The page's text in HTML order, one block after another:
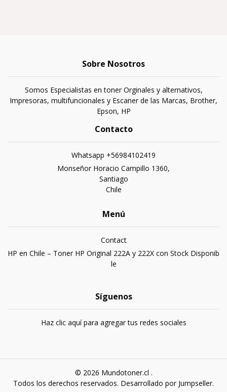
Sobre Nosotros
Somos Especialistas en toner Orginales y alternativos,
Impresoras, multifuncionales y Escaner de las Marcas, Brother,
Epson, HP
Contacto
Whatsapp +56984102419
Monseñor Horacio Campillo 1360,
Santiago
Chile
Menú
Contact
HP en Chile – Toner HP Original 222A y 222X con Stock Disponib
le
Síguenos
Haz clic aquí para agregar tus redes sociales
© 2026 Mundotoner.cl .
Todos los derechos reservados. Desarrollado por Jumpseller.